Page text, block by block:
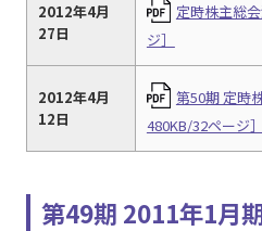
2012年4月
27日
定時株主総
ジ］
2012年4月
12日
第50期 定時
480KB/32ページ］
第49期 2011年1月